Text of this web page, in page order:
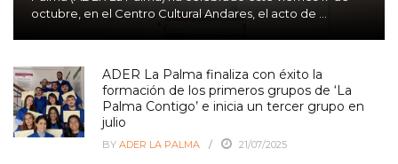
octubre, en el Centro Cultural Andares, el acto de ...
ADER La Palma finaliza con éxito la
formación de los primeros grupos de ‘La
Palma Contigo’ e inicia un tercer grupo en
julio
BY ADER LA PALMA 21/07/2025